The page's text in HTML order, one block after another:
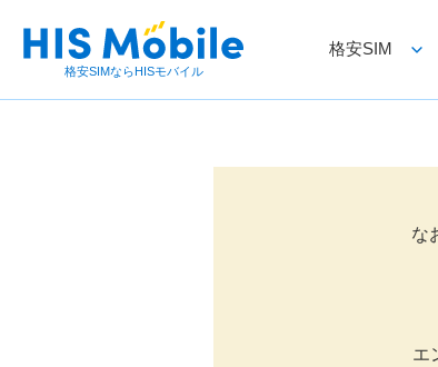
格安SIMならHISモバイル
格安SIM
な
エ